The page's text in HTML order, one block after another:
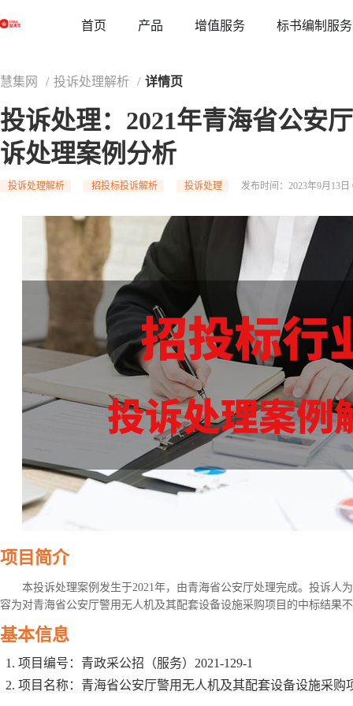
首页 产品 增值服务 标书编制服务
慧集网 / 投诉处理解析 / 详情页
投诉处理：2021年青海省公安
诉处理案例分析
投诉处理解析 招投标投诉解析 投诉处理 发布时间：2023年9月13日
项目简介
本投诉处理案例发生于2021年，由青海省公安厅处理完成。投诉人
容为对青海省公安厅警用无人机及其配套设备设施采购项目的中标结果
基本信息
项目编号：青政采公招（服务）2021-129-1
项目名称：青海省公安厅警用无人机及其配套设备设施采购